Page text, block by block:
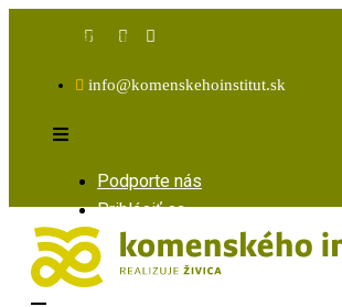
InstagramYoutube
info@komenskehoinstitut.sk
Podporte nás
Prihlásiť sa